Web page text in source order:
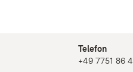
Telefon
+49 7751 86